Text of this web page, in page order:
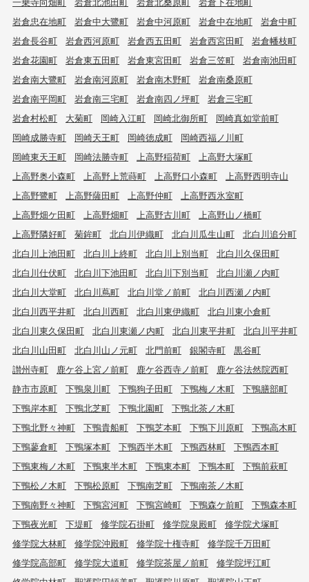
岩倉忠在地町
岩倉中大鷺町 岩倉中河原町 岩倉中在地町
岩倉中町
岩倉長谷町
岩倉西河原町 岩倉西五田町 岩倉西宮田町
岩倉幡枝町
岩倉花園町
岩倉東五田町 岩倉東宮田町 岩倉三笠町
岩倉南池田町
岩倉南大鷺町
岩倉南河原町 岩倉南木野町
岩倉南桑原町
岩倉南平岡町
岩倉南三宅町 岩倉南四ノ坪町
岩倉三宅町
岩倉村松町
大菊町 岡崎入江町 岡崎北御所町
岡崎真如堂前町
岡崎成勝寺町
岡崎天王町 岡崎徳成町
岡崎西福ノ川町
岡崎東天王町
岡崎法勝寺町 上高野稲荷町
上高野大塚町
上高野奥小森町
上高野上荒蒔町 上高野口小森町
上高野西明寺山
上高野鷺町
上高野薩田町 上高野仲町
上高野西氷室町
上高野畑ケ田町
上高野畑町 上高野古川町
上高野山ノ橋町
上高野隣好町
菊鉾町 北白川伊織町 北白川瓜生山町
北白川追分町
北白川上池田町
北白川上終町 北白川上別当町
北白川久保田町
北白川仕伏町
北白川下池田町 北白川下別当町
北白川瀬ノ内町
北白川大堂町
北白川蔦町 北白川堂ノ前町
北白川西瀬ノ内町
北白川西平井町
北白川西町 北白川東伊織町
北白川東小倉町
北白川東久保田町
北白川東瀬ノ内町 北白川東平井町
北白川平井町
北白川山田町
北白川山ノ元町 北門前町 銀閣寺町
黒谷町
讃州寺町
鹿ケ谷上宮ノ前町 鹿ケ谷西寺ノ前町
鹿ケ谷法然院西町
静市市原町
下鴨泉川町 下鴨狗子田町 下鴨梅ノ木町
下鴨膳部町
下鴨岸本町
下鴨北芝町 下鴨北園町
下鴨北茶ノ木町
下鴨北野々神町
下鴨貴船町 下鴨芝本町 下鴨下川原町
下鴨高木町
下鴨蓼倉町
下鴨塚本町 下鴨西半木町 下鴨西林町
下鴨西本町
下鴨東梅ノ木町
下鴨東半木町 下鴨東本町 下鴨本町
下鴨前萩町
下鴨松ノ木町
下鴨松原町 下鴨南芝町
下鴨南茶ノ木町
下鴨南野々神町
下鴨宮河町 下鴨宮崎町 下鴨森ケ前町
下鴨森本町
下鴨夜光町
下堤町 修学院石掛町 修学院泉殿町
修学院犬塚町
修学院大林町
修学院沖殿町 修学院十権寺町
修学院千万田町
修学院高部町
修学院大道町 修学院茶屋ノ前町
修学院坪江町